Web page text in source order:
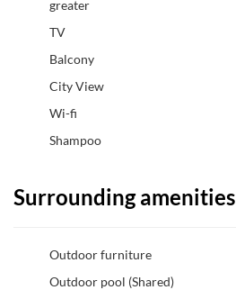
greater
TV
Balcony
City View
Wi-fi
Shampoo
Surrounding amenities
Outdoor furniture
Outdoor pool (Shared)